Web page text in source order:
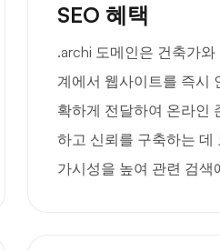
SEO 혜택
.archi 도메인은 건축가
계에서 웹사이트를 즉시
확하게 전달하여 온라인
하고 신뢰를 구축하는 데
가시성을 높여 관련 검